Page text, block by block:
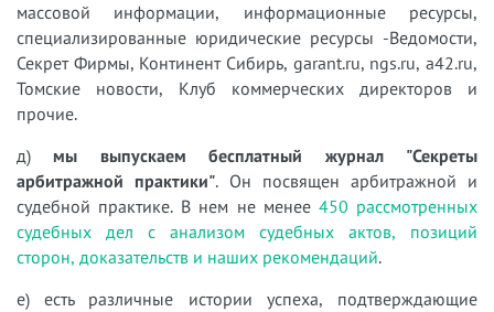
массовой информации, информационные ресурсы,
специализированные юридические ресурсы -Ведомости,
Секрет Фирмы, Континент Сибирь, garant.ru, ngs.ru, a42.ru,
Томские новости, Клуб коммерческих директоров и
прочие.
д) мы выпускаем бесплатный журнал "Секреты
арбитражной практики". Он посвящен арбитражной и
судебной практике. В нем не менее 450 рассмотренных
судебных дел с анализом судебных актов, позиций
сторон, доказательств и наших рекомендаций.
е) есть различные истории успеха, подтверждающие